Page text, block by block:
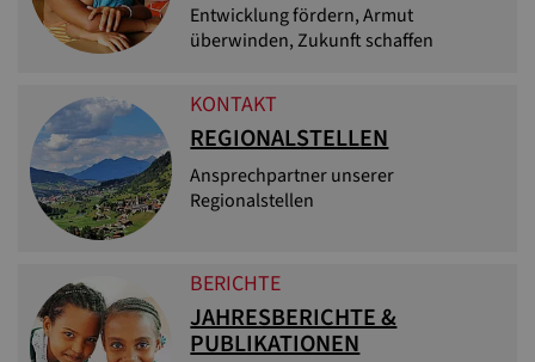
Entwicklung fördern, Armut
überwinden, Zukunft schaffen
KONTAKT
REGIONALSTELLEN
Ansprechpartner unserer
Regionalstellen
BERICHTE
JAHRESBERICHTE &
PUBLIKATIONEN